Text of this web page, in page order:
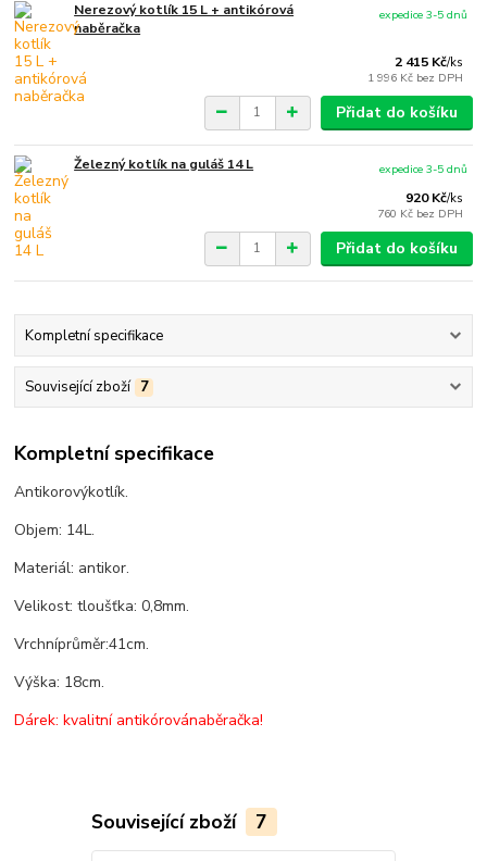
Nerezový kotlík 15 L + antikórová
naběračka
2 415 Kč/ks
1 996 Kč bez DPH
expedice 3-5 dnů
Přidat do košíku
Železný kotlík na guláš 14 L
920 Kč/ks
760 Kč bez DPH
expedice 3-5 dnů
Přidat do košíku
Kompletní specifikace
Související zboží 7
Kompletní specifikace
Antikorovýkotlík.
Objem: 14L.
Materiál: antikor.
Velikost:tloušťka:0,8mm.
Vrchníprůměr:41cm.
Výška: 18cm.
Dárek: kvalitní antikórovánaběračka!
Související zboží 7